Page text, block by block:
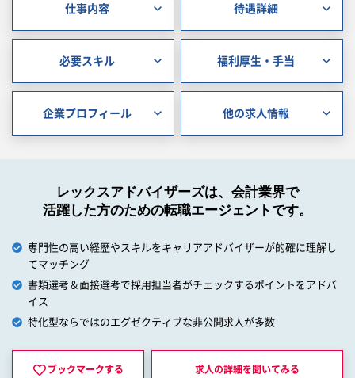
仕事内容 待遇詳細
必要スキル 福利厚生・手当
企業プロフィール 他の求人情報
レックスアドバイザーズは、会計業界で
活躍した方のための転職エージェントです。
専門性の高い経歴やスキルをキャリアアドバイザーが的確に理解し
てマッチング
書類選考＆面接選考で採用担当者がチェックするポイントをアドバ
イス
特化型ならではのエグゼクティブな非公開求人が多数
ブックマークする 求人の詳細を聞いてみる